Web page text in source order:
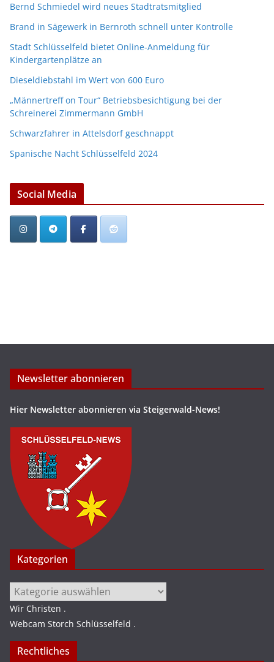
Bernd Schmiedel wird neues Stadtratsmitglied
Brand in Sägewerk in Bernroth schnell unter Kontrolle
Stadt Schlüsselfeld bietet Online-Anmeldung für
Kindergartenplätze an
Dieseldiebstahl im Wert von 600 Euro
„Männertreff on Tour“ Betriebsbesichtigung bei der
Schreinerei Zimmermann GmbH
Schwarzfahrer in Attelsdorf geschnappt
Spanische Nacht Schlüsselfeld 2024
Social Media
Newsletter abonnieren
Hier Newsletter abonnieren via Steigerwald-News!
Kategorien
Kategorien
Wir Christen .
Webcam Storch Schlüsselfeld .
Rechtliches